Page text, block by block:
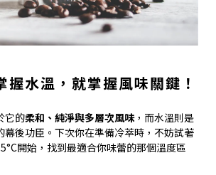
握水溫，就掌握風味關鍵！
它的柔和、純淨與多層次風味，而水溫則是
幕後功臣。下次你在準備冷萃時，不妨試著
開始，找到最適合你味蕾的那個溫度區